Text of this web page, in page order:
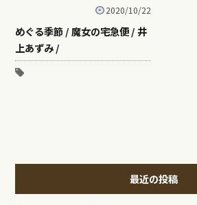
2020/10/22
めぐる季節 / 魔女の宅急便 / 井
上あずみ /
最近の投稿